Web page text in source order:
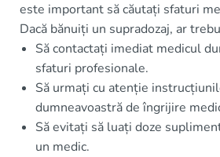
este important să căutați sfaturi
Dacă bănuiți un supradozaj, ar
Să contactați imediat medicul
sfaturi profesionale.
Să urmați cu atenție
dumneavoastră de îngrijire
Să evitați să luați doze
un medic.